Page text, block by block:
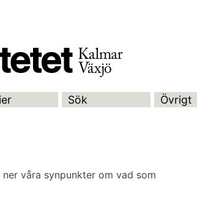
Sök Övrigt
våra synpunkter om vad som